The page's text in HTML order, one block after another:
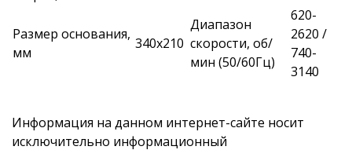
Размер основания,
мм
340x210
Диапазон
скорости, об/
мин (50/60Гц)
620-
2620 /
740-
3140
Информация на данном интернет-сайте носит
исключительно информационный